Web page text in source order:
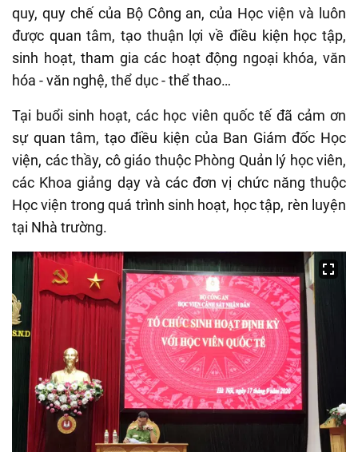
quy, quy chế của Bộ Công an, của Học viện và luôn
được quan tâm, tạo thuận lợi về điều kiện học tập,
sinh hoạt, tham gia các hoạt động ngoại khóa, văn
hóa - văn nghệ, thể dục - thể thao…
Tại buổi sinh hoạt, các học viên quốc tế đã cảm ơn
sự quan tâm, tạo điều kiện của Ban Giám đốc Học
viện, các thầy, cô giáo thuộc Phòng Quản lý học viên,
các Khoa giảng dạy và các đơn vị chức năng thuộc
Học viện trong quá trình sinh hoạt, học tập, rèn luyện
tại Nhà trường.